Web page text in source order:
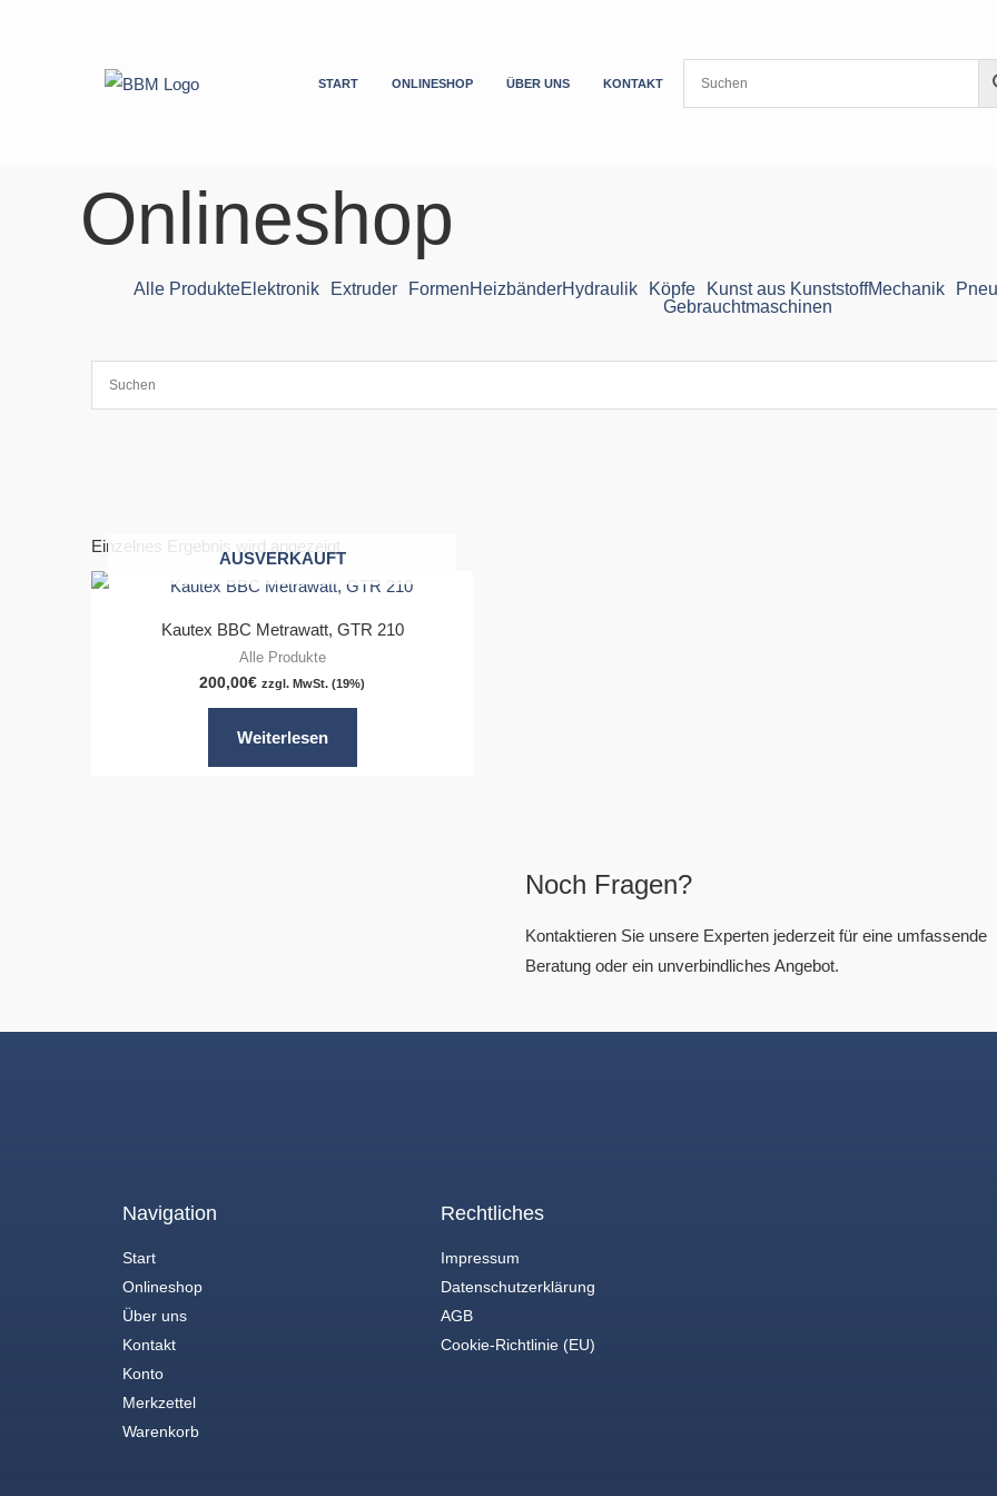
START ONLINESHOP ÜBER UNS
KONTAKT
Onlineshop
Alle ProdukteElektronik Extruder FormenHeizbänderHydraulik Köpfe Kunst aus KunststoffMechanik
Gebrauchtmaschinen
Einzelnes Ergebnis wird angezeigt
AUSVERKAUFT
Kautex BBC Metrawatt, GTR 210
Alle Produkte
200,00€ zzgl. MwSt. (19%)
Weiterlesen
Noch Fragen?
Kontaktieren Sie unsere Experten jederzeit für eine umfassende
Beratung oder ein unverbindliches Angebot.
Navigation
Start
Onlineshop
Über uns
Kontakt
Konto
Merkzettel
Warenkorb
Rechtliches
Impressum
Datenschutzerklärung
AGB
Cookie-Richtlinie (EU)